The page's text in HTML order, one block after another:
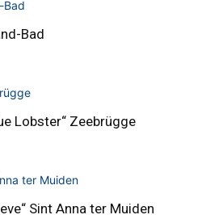
Bad
Lobster“ Zeebrügge
Sint Anna ter Muiden